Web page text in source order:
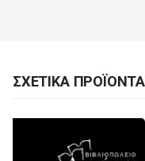
ΣΧΕΤΙΚΆ ΠΡΟΪΌΝΤΑ